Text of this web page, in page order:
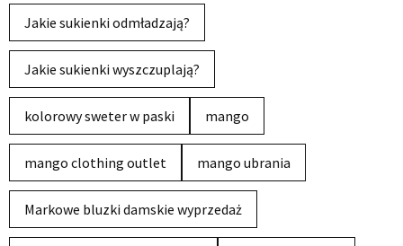
Jakie sukienki odmładzają?
Jakie sukienki wyszczuplają?
kolorowy sweter w paski mango
mango clothing outlet mango ubrania
Markowe bluzki damskie wyprzedaż